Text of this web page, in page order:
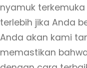
nyamuk
terlebih jika Anda
Anda akan kami
memastikan